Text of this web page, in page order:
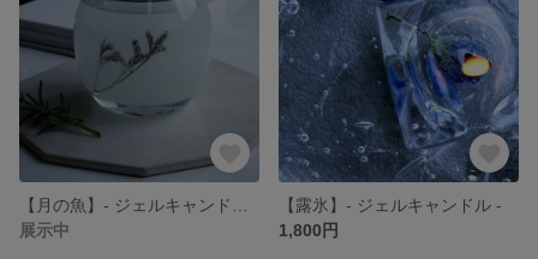
展示中
【露氷】- ジェルキャンドル -
1,800円